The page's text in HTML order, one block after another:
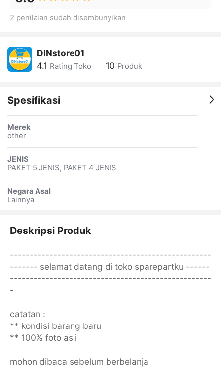
2 penilaian sudah disembunyikan
DINstore01
4.1 Rating Toko 10 Produk
Spesifikasi
Merek
other
JENIS
PAKET 5 JENIS, PAKET 4 JENIS
Negara Asal
Lainnya
Deskripsi Produk
---------------------------------------------------
------- selamat datang di toko sparepartku ------
---------------------------------------------------
-
catatan :
** kondisi barang baru
** 100% foto asli
mohon dibaca sebelum berbelanja